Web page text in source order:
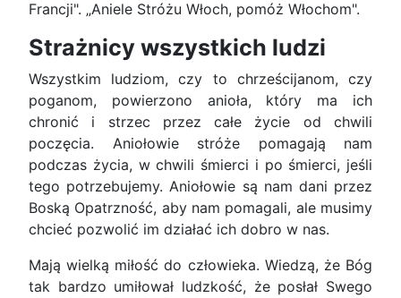
Francji". „Aniele Stróżu Włoch, pomóż Włochom".
Strażnicy wszystkich ludzi
Wszystkim ludziom, czy to chrześcijanom, czy
poganom, powierzono anioła, który ma ich
chronić i strzec przez całe życie od chwili
poczęcia. Aniołowie stróże pomagają nam
podczas życia, w chwili śmierci i po śmierci, jeśli
tego potrzebujemy. Aniołowie są nam dani przez
Boską Opatrzność, aby nam pomagali, ale musimy
chcieć pozwolić im działać ich dobro w nas.
Mają wielką miłość do człowieka. Wiedzą, że Bóg
tak bardzo umiłował ludzkość, że posłał Swego